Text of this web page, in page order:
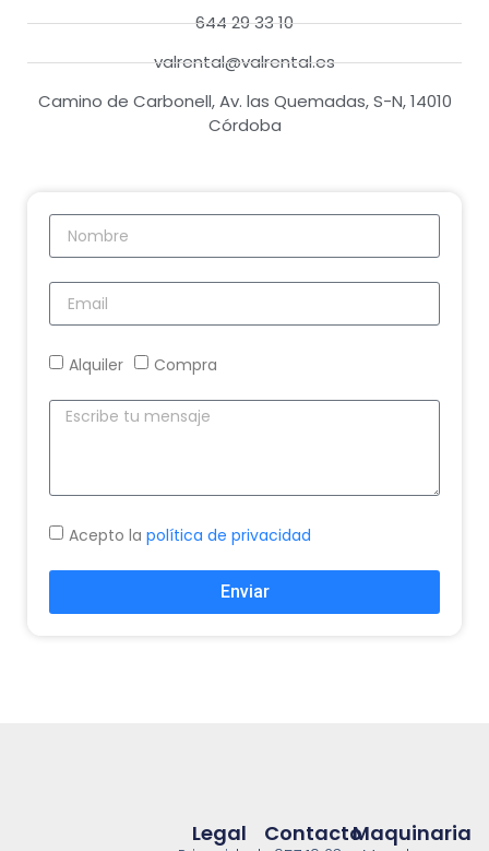
644 29 33 10
valrental@valrental.es
Camino de Carbonell, Av. las Quemadas, S-N, 14010
Córdoba
Alquiler Compra
Acepto la política de privacidad
Enviar
Contacto
Legal Maquinaria